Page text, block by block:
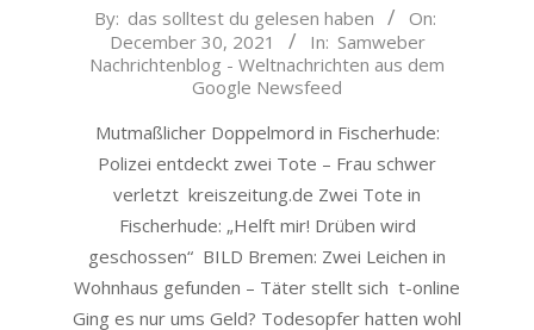
2021-
30
By: das solltest du gelesen haben
On:
December 30, 2021
In: Samweber
Nachrichtenblog - Weltnachrichten aus dem
Google Newsfeed
Mutmaßlicher Doppelmord in Fischerhude:
Polizei entdeckt zwei Tote – Frau schwer
verletzt kreiszeitung.de Zwei Tote in
Fischerhude: „Helft mir! Drüben wird
geschossen“ BILD Bremen: Zwei Leichen in
Wohnhaus gefunden – Täter stellt sich t-online
Ging es nur ums Geld? Todesopfer hatten wohl